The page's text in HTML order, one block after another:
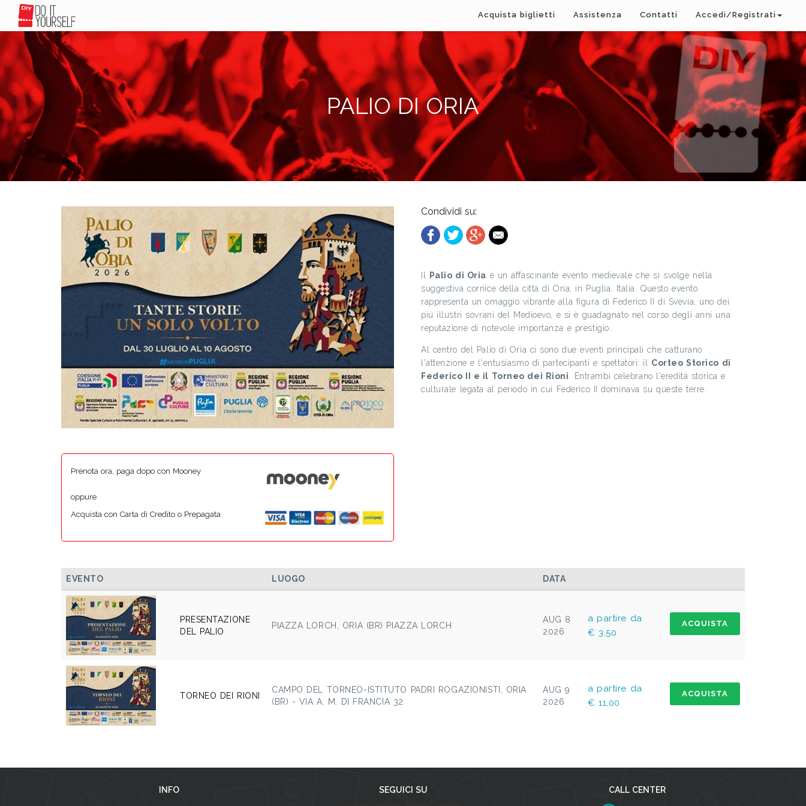
Acquista biglietti Assistenza Contatti Accedi/Registrati
PALIO DI ORIA
Prenota ora, paga dopo con Mooney
oppure
Acquista con Carta di Credito o Prepagata
Condividi su:
Palio di Oria è un affascinante evento medievale che si svolge nella
suggestiva cornice della città di Oria, in Puglia, Italia. Questo evento
rappresenta un omaggio vibrante alla figura di Federico II di Svevia, uno dei
più illustri sovrani del Medioevo, e si è guadagnato nel corso degli anni una
reputazione di notevole importanza e prestigio.
Al centro del Palio di Oria ci sono due eventi principali che catturano
l'attenzione e l'entusiasmo di partecipanti e spettatori: il Corteo Storico di
Federico II e il Torneo dei Rioni . Entrambi celebrano l'eredità storica e
culturale legata al periodo in cui Federico II dominava su queste terre.
EVENTO LUOGO DATA
PRESENTAZIONE
DEL PALIO
PIAZZA LORCH, ORIA (BR) PIAZZA LORCH
AUG 8
2026
a partire da
€ 3,50
ACQUISTA
TORNEO DEI RIONI
CAMPO DEL TORNEO-ISTITUTO PADRI ROGAZIONISTI, ORIA
(BR) - VIA A. M. DI FRANCIA 32
AUG 9
2026
a partire da
€ 11,00
ACQUISTA
INFO SEGUICI SU CALL CENTER